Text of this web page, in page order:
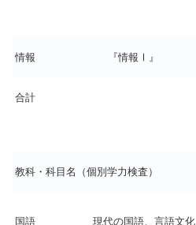
情報 『情報Ⅰ』
合計
教科・科目名（個別学力検査）
国語 現代の国語、言語文化